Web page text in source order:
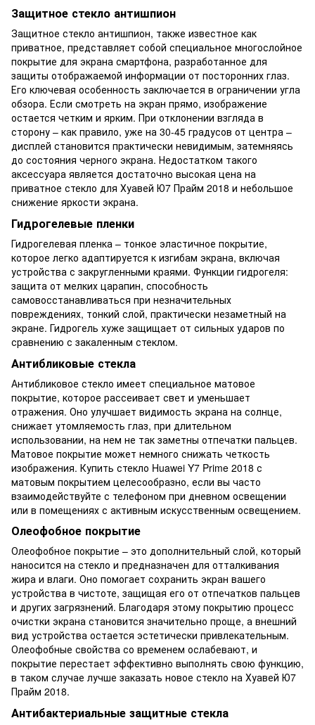
Защитное стекло антишпион
Защитное стекло антишпион, также известное как
приватное, представляет собой специальное многослойное
покрытие для экрана смартфона, разработанное для
защиты отображаемой информации от посторонних глаз.
Его ключевая особенность заключается в ограничении угла
обзора. Если смотреть на экран прямо, изображение
остается четким и ярким. При отклонении взгляда в
сторону – как правило, уже на 30-45 градусов от центра –
дисплей становится практически невидимым, затемняясь
до состояния черного экрана. Недостатком такого
аксессуара является достаточно высокая цена на
приватное стекло для Хуавей Ю7 Прайм 2018 и небольшое
снижение яркости экрана.
Гидрогелевые пленки
Гидрогелевая пленка – тонкое эластичное покрытие,
которое легко адаптируется к изгибам экрана, включая
устройства с закругленными краями. Функции гидрогеля:
защита от мелких царапин, способность
самовосстанавливаться при незначительных
повреждениях, тонкий слой, практически незаметный на
экране. Гидрогель хуже защищает от сильных ударов по
сравнению с закаленным стеклом.
Антибликовые стекла
Антибликовое стекло имеет специальное матовое
покрытие, которое рассеивает свет и уменьшает
отражения. Оно улучшает видимость экрана на солнце,
снижает утомляемость глаз, при длительном
использовании, на нем не так заметны отпечатки пальцев.
Матовое покрытие может немного снижать четкость
изображения. Купить стекло Huawei Y7 Prime 2018 с
матовым покрытием целесообразно, если вы часто
взаимодействуйте с телефоном при дневном освещении
или в помещениях с активным искусственным освещением.
Олеофобное покрытие
Олеофобное покрытие – это дополнительный слой, который
наносится на стекло и предназначен для отталкивания
жира и влаги. Оно помогает сохранить экран вашего
устройства в чистоте, защищая его от отпечатков пальцев
и других загрязнений. Благодаря этому покрытию процесс
очистки экрана становится значительно проще, а внешний
вид устройства остается эстетически привлекательным.
Олеофобные свойства со временем ослабевают, и
покрытие перестает эффективно выполнять свою функцию,
в таком случае лучше заказать новое стекло на Хуавей Ю7
Прайм 2018.
Антибактериальные защитные стекла